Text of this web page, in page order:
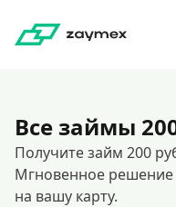
Все займы
Получите займ 200
Мгновенное решение
на вашу карту.